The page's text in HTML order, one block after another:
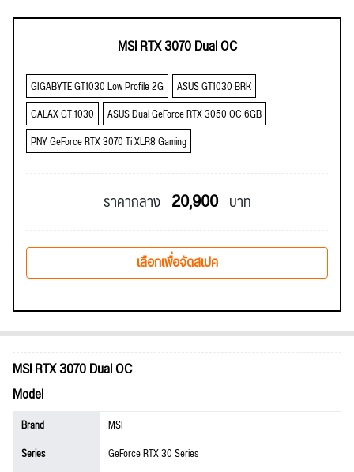
MSI RTX 3070 Dual OC
GIGABYTE GT1030 Low Profile 2G
ASUS GT1030 BRK
GALAX GT 1030
ASUS Dual GeForce RTX 3050 OC 6GB
PNY GeForce RTX 3070 Ti XLR8 Gaming
ราคากลาง 20,900 บาท
เลือกเพื่อจัดสเปค
MSI RTX 3070 Dual OC
Model
Brand
MSI
Series
GeForce RTX 30 Series